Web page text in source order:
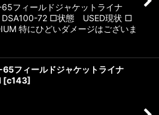
フィールドジャケットライナ
72 □状態 USED現状 □
特にひどいダメージはございま
フィールドジャケットライナ
[c143]